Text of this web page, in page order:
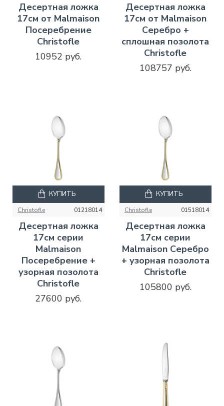
Десертная ложка
17см от Malmaison
Посеребрение
Christofle
10952 руб.
Десертная ложка
17см от Malmaison
Серебро +
сплошная позолота
Christofle
108757 руб.
Christofle 01218014
Десертная ложка
17см серии
Malmaison
Посеребрение +
узорная позолота
Christofle
27600 руб.
КУПИТЬ
Christofle 01518014
Десертная ложка
17см серии
Malmaison Серебро
+ узорная позолота
Christofle
105800 руб.
КУПИТЬ